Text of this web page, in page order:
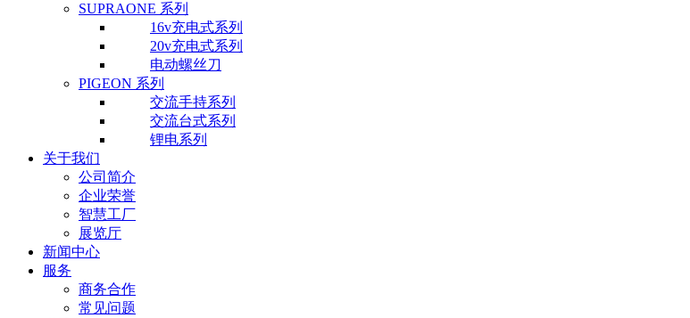
SUPRAONE 系列
16v充电式系列
20v充电式系列
电动螺丝刀
PIGEON 系列
交流手持系列
交流台式系列
锂电系列
关于我们
公司简介
企业荣誉
智慧工厂
展览厅
新闻中心
服务
商务合作
常见问题